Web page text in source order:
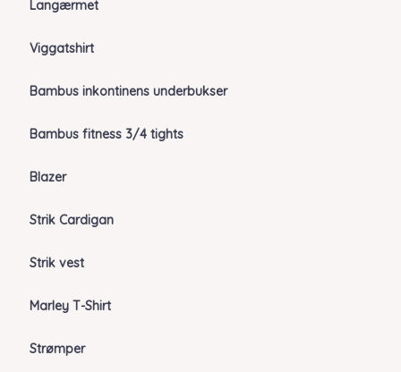
Langærmet
Viggatshirt
Bambus inkontinens underbukser
Bambus fitness 3/4 tights
Blazer
Strik Cardigan
Strik vest
Marley T-Shirt
Strømper